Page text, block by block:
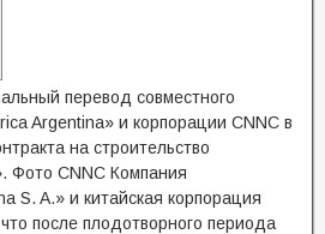
перевод совместного
Argentina» и корпорации CNNC в
на строительство
Фото CNNC Компания
S. A.» и китайская корпорация
после плодотворного периода